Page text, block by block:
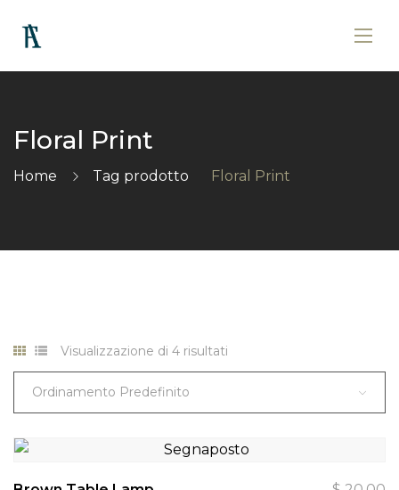
Floral Print
Home Tag prodotto Floral Print
Visualizzazione di 4 risultati
Ordinamento Predefinito